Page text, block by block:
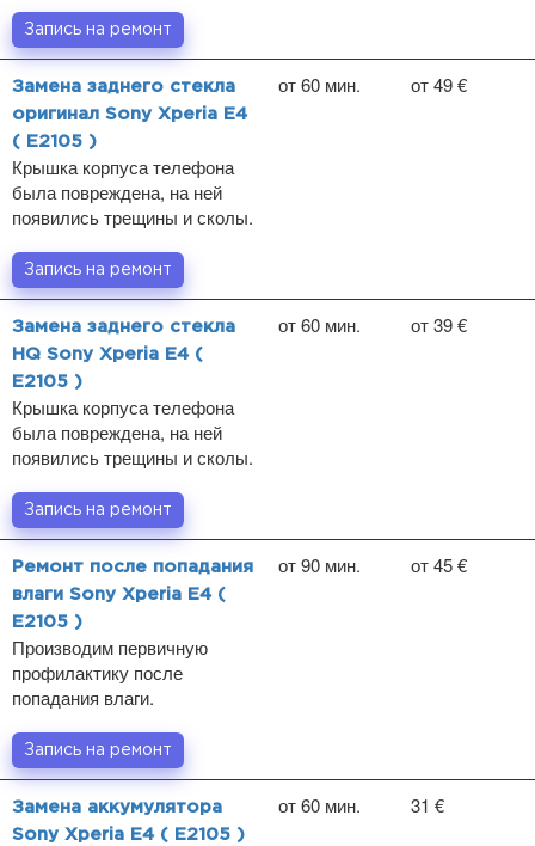
Запись на ремонт
Замена заднего стекла
оригинал Sony Xperia E4
( E2105 )
Крышка корпуса телефона
была повреждена, на ней
появились трещины и сколы.
от 60 мин. от 49 €
Запись на ремонт
Замена заднего стекла
HQ Sony Xperia E4 (
E2105 )
Крышка корпуса телефона
была повреждена, на ней
появились трещины и сколы.
от 60 мин. от 39 €
Запись на ремонт
Ремонт после попадания
влаги Sony Xperia E4 (
E2105 )
Производим первичную
профилактику после
попадания влаги.
от 90 мин. от 45 €
Запись на ремонт
Замена аккумулятора
Sony Xperia E4 ( E2105 )
от 60 мин. 31 €